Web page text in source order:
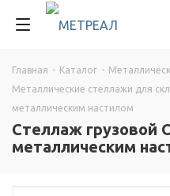
Главная - Каталог -
Металлические стеллажи для
металлическим настилом
Стеллаж
металлическим